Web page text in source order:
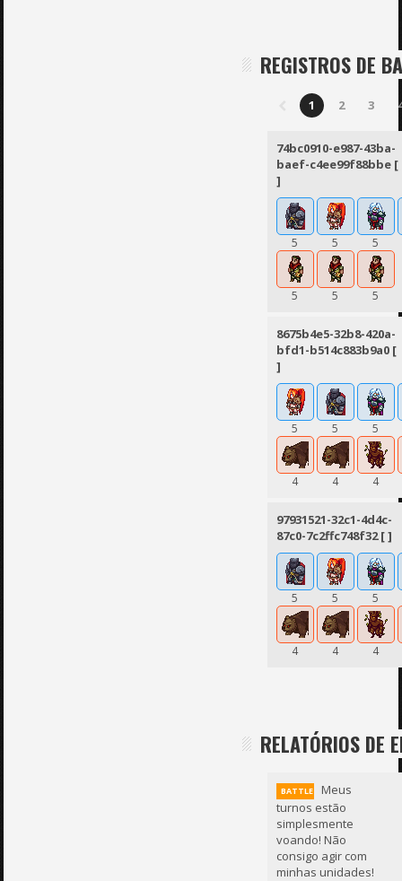
REGISTROS DE
1 2 3
74bc0910-e987-43ba-
baef-c4ee99f88bbe [
]
5 5 5
5 5 5
8675b4e5-32b8-420a-
bfd1-b514c883b9a0 [
]
5 5 5
4 4 4
97931521-32c1-4d4c-
87c0-7c2ffc748f32 [ ]
5 5 5
4 4 4
RELATÓRIOS DE
BATTLE
Meus
turnos estão
simplesmente
voando! Não
consigo agir com
minhas unidades!